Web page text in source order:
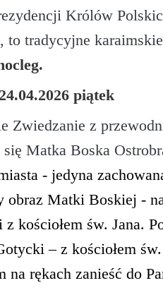
Królów
, to tradycyjne
piątek
Zwiedzanie z
się Matka Boska
- jedyna
obraz Matki Boskiej -
z kościołem św. Jana.
– z kościołem
na rękach zanieść do